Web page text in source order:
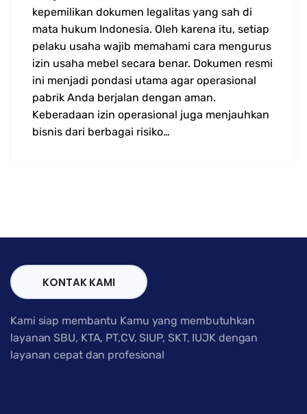
kepemilikan dokumen legalitas yang sah di
mata hukum Indonesia. Oleh karena itu, setiap
pelaku usaha wajib memahami cara mengurus
izin usaha mebel secara benar. Dokumen resmi
ini menjadi pondasi utama agar operasional
pabrik Anda berjalan dengan aman.
Keberadaan izin operasional juga menjauhkan
bisnis dari berbagai risiko…
KONTAK KAMI
Kami siap membantu Kamu yang membutuhkan
layanan SBU, KTA, PT,CV, SIUP, SKT, IUJK dengan
layanan cepat dan profesional